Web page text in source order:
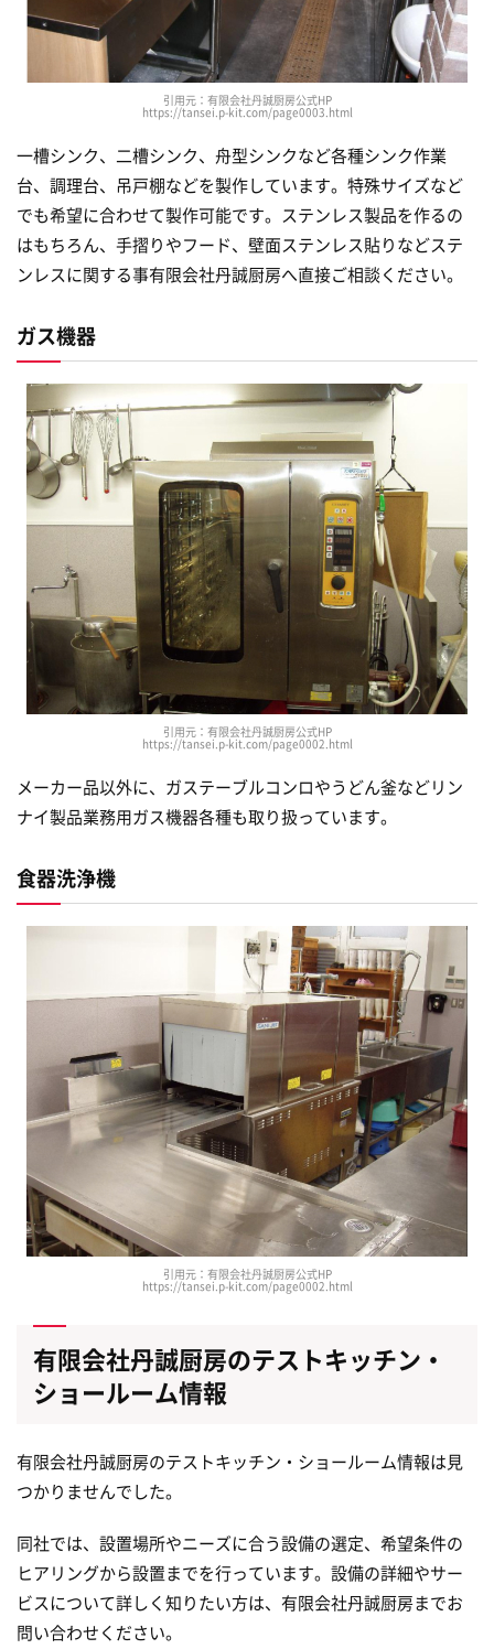
引用元：有限会社丹誠厨房公式HP
https://tansei.p-kit.com/page0003.html
一槽シンク、二槽シンク、舟型シンクなど各種シンク作業
台、調理台、吊戸棚などを製作しています。特殊サイズなど
でも希望に合わせて製作可能です。ステンレス製品を作るの
はもちろん、手摺りやフード、壁面ステンレス貼りなどステ
ンレスに関する事有限会社丹誠厨房へ直接ご相談ください。
ガス機器
引用元：有限会社丹誠厨房公式HP
https://tansei.p-kit.com/page0002.html
メーカー品以外に、ガステーブルコンロやうどん釜などリン
ナイ製品業務用ガス機器各種も取り扱っています。
食器洗浄機
引用元：有限会社丹誠厨房公式HP
https://tansei.p-kit.com/page0002.html
有限会社丹誠厨房のテストキッチン・
ショールーム情報
有限会社丹誠厨房のテストキッチン・ショールーム情報は見
つかりませんでした。
同社では、設置場所やニーズに合う設備の選定、希望条件の
ヒアリングから設置までを行っています。設備の詳細やサー
ビスについて詳しく知りたい方は、有限会社丹誠厨房までお
問い合わせください。